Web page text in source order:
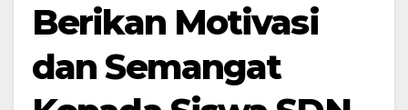
Berikan Motivasi
dan Semangat